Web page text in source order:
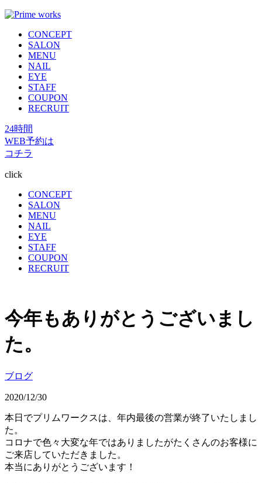
CONCEPT
SALON
MENU
NAIL
EYE
STAFF
COUPON
RECRUIT
24時間
WEB予約は
コチラ
click
CONCEPT
SALON
MENU
NAIL
EYE
STAFF
COUPON
RECRUIT
今年もありがとうございまし
た。
ブログ
2020/12/30
本日でプリムワークスは、年内最後の営業が終了いたしまし
た。
コロナで色々大変な年ではありましたがたくさんのお客様に
ご来店していただきました。
本当にありがとうございます！